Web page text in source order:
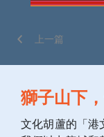
上一篇
獅子山下
文化胡蘆的「港